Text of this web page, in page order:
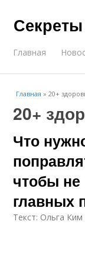
Главная
Главная »20+
20+
Что
чтобы не
главных
Текст: Ольга Ким